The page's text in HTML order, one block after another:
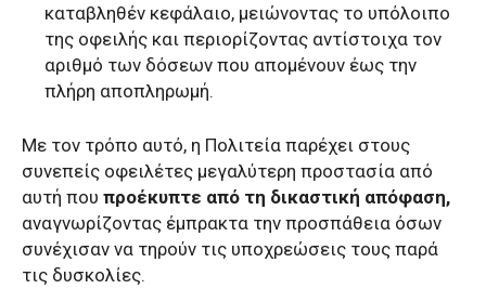
καταβληθέν κεφάλαιο, μειώνοντας το υπόλοιπο
της οφειλής και περιορίζοντας αντίστοιχα τον
αριθμό των δόσεων που απομένουν έως την
πλήρη αποπληρωμή.
Με τον τρόπο αυτό, η Πολιτεία παρέχει στους
συνεπείς οφειλέτες μεγαλύτερη προστασία από
αυτή που προέκυπτε από τη δικαστική απόφαση,
αναγνωρίζοντας έμπρακτα την προσπάθεια όσων
συνέχισαν να τηρούν τις υποχρεώσεις τους παρά
τις δυσκολίες.